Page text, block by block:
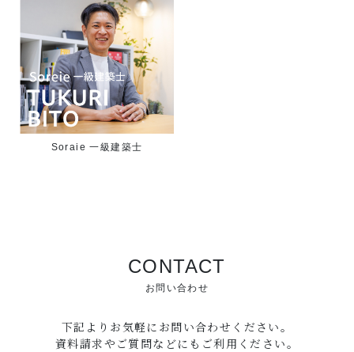
Soraie 一級建築士
CONTACT
お問い合わせ
下記よりお気軽にお問い合わせください。
資料請求やご質問などにもご利用ください。